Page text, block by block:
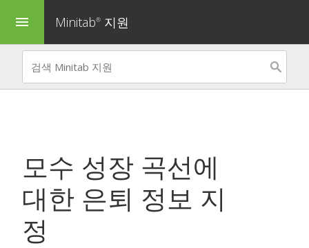
menu Minitab® 지원
모수 성장 곡선에
대한 은퇴 정보 지
정